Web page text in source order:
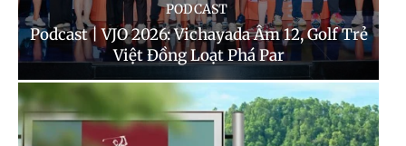
PODCAST
Podcast | VJO 2026: Vichayada Âm 12, Golf Trẻ
Việt Đồng Loạt Phá Par